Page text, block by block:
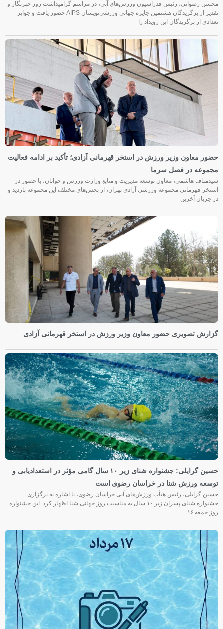
محسن رضوانی، رئیس فدراسیون ورزش‌های آبی، در مراسم گرامیداشت روز خبرنگار و
تقدیر از برگزیدگان هشتمین جایزه جهانی ورزشی‌نویسان AIPS حضور یافت و جوایز
تعدادی از برگزیدگان این رویداد را
حضور معاون وزیر ورزش در استخر قهرمانی آزادی؛ تأکید بر ادامه فعالیت
مجموعه در فصل سرما
سیدمناف هاشمی، معاون توسعه مدیریت و منابع وزارت ورزش و جوانان، با حضور در
استخر قهرمانی مجموعه ورزشی آزادی تهران، از بخش‌های مختلف این مجموعه بازدید و
در جریان آخرین
گزارش تصویری حضور معاون وزیر ورزش در استخر قهرمانی آزادی
حسین گرایلی: جشنواره شنای زیر ۱۰ سال گامی مؤثر در استعدادیابی و
توسعه ورزش شنا در خراسان رضوی است
حسین گرایلی، رئیس هیأت ورزش‌های آبی خراسان رضوی، با اشاره به برگزاری
جشنواره شنای پسران زیر ۱۰ سال به مناسبت روز جهانی شنا اظهار کرد: این جشنواره
روز جمعه‌ ۱۶